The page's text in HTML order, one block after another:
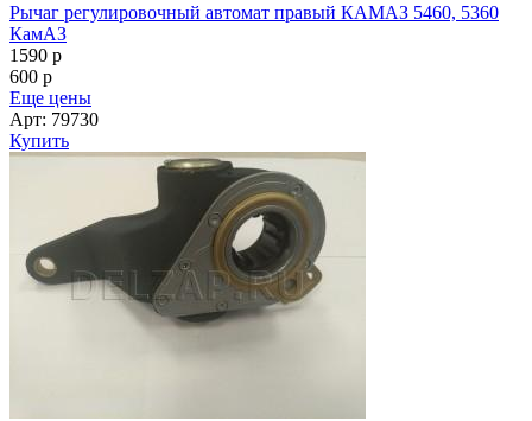
Рычаг регулировочный автомат правый КАМАЗ 5460, 5360
КамАЗ
1590 p
600 p
Еще цены
Арт: 79730
Купить